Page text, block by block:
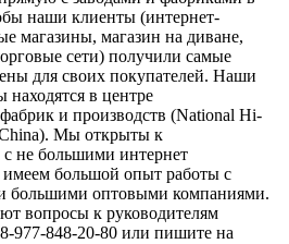
наши клиенты (интернет-
магазины, магазин на диване,
сети) получили самые
для своих покупателей. Наши
находятся в центре
и производств (National Hi-
Мы открыты к
с не большими интернет
имеем большой опыт работы с
большими оптовыми компаниями.
вопросы к руководителям
977-848-20-80 или пишите на